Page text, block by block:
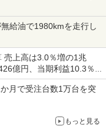
給油で1980kmを走行し
売上高は3.0％増の1兆
億円、当期利益10.3％減
月で受注台数1万台を突
もっと見る